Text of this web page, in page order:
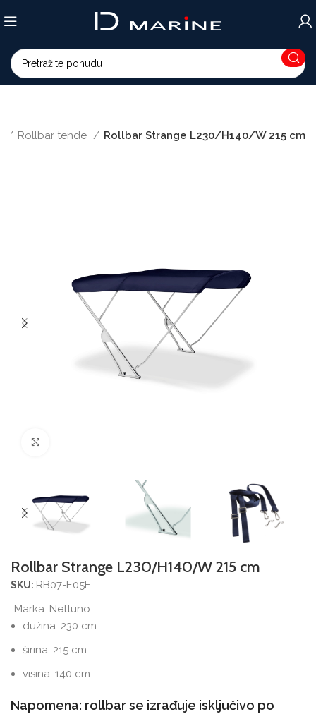
Rollbar tende Rollbar Strange L230/H140/W 215 cm
Rollbar Strange L230/H140/W 215 cm
SKU: RB07-E05F
Marka: Nettuno
dužina: 230 cm
širina: 215 cm
visina: 140 cm
Napomena: rollbar se izrađuje isključivo po